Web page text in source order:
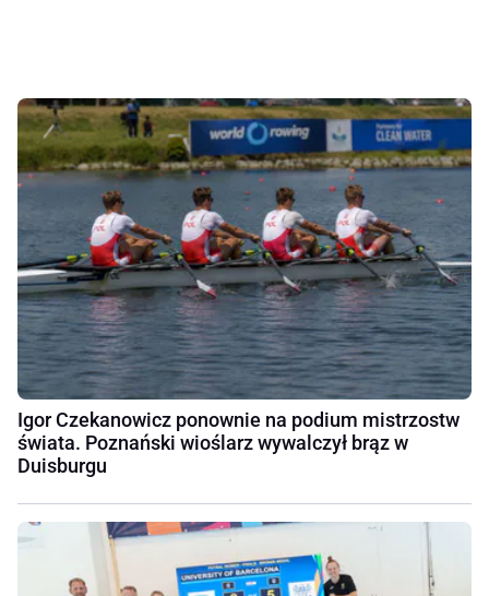
Igor Czekanowicz ponownie na podium mistrzostw
świata. Poznański wioślarz wywalczył brąz w
Duisburgu